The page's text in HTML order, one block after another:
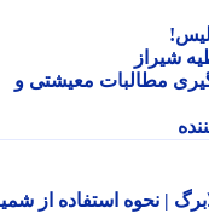
90 برای پیگیری مطالبات معیشتی و
نحوه استفاده از شمیم